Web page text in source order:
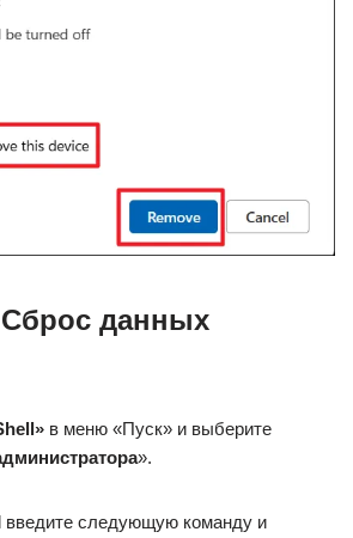
данных
в меню «Пуск» и выберите
».
введите следующую команду и